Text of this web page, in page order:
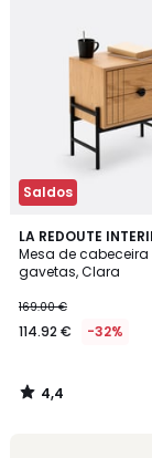
Saldos
LA REDOUTE
Mesa de
gavetas, Clara
169.00 €
114.92 € -32%
4,4
/ 5
4,4
/